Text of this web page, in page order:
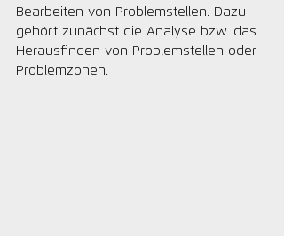
Bearbeiten von Problemstellen. Dazu
gehört zunächst die Analyse bzw. das
Herausfinden von Problemstellen oder
Problemzonen.